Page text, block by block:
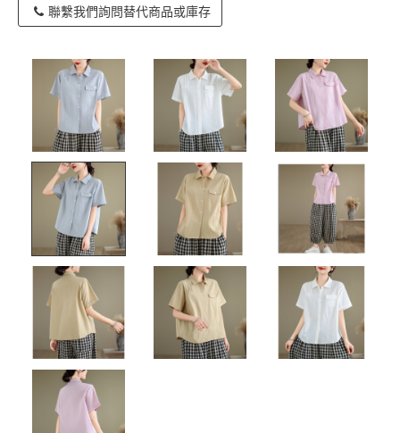
聯繫我們詢問替代商品或庫存